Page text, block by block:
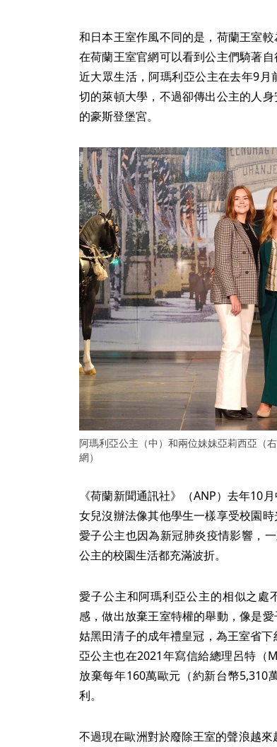
和日本王室作風不同的是，荷蘭王室
在荷蘭王室官網可以看到公主們騎著
近大眾生活，阿瑪利亞公主在去年9
切的萊頓大學，不過卻傳出公主的人
的豪斯登堡宮。
阿瑪利亞公主（中）和兩位妹妹亞莉西亞（
網）
《荷蘭新聞通訊社》（ANP）去年10
女兒沒辦法像其他學生一樣享受校園
愛子公主也因為新冠肺炎疫情影響，
公主的校園生活都充滿波折。
愛子公主和阿瑪利亞公主的相似之
感，做出放棄王室特權的舉動，像是
姑黑田清子的成年禮皇冠，為王室省
亞公主也在2021年寫信給總理呂特（
放棄每年160萬歐元（約新台幣5,310
利。
不過現在歐洲對於廢除王室的聲浪越